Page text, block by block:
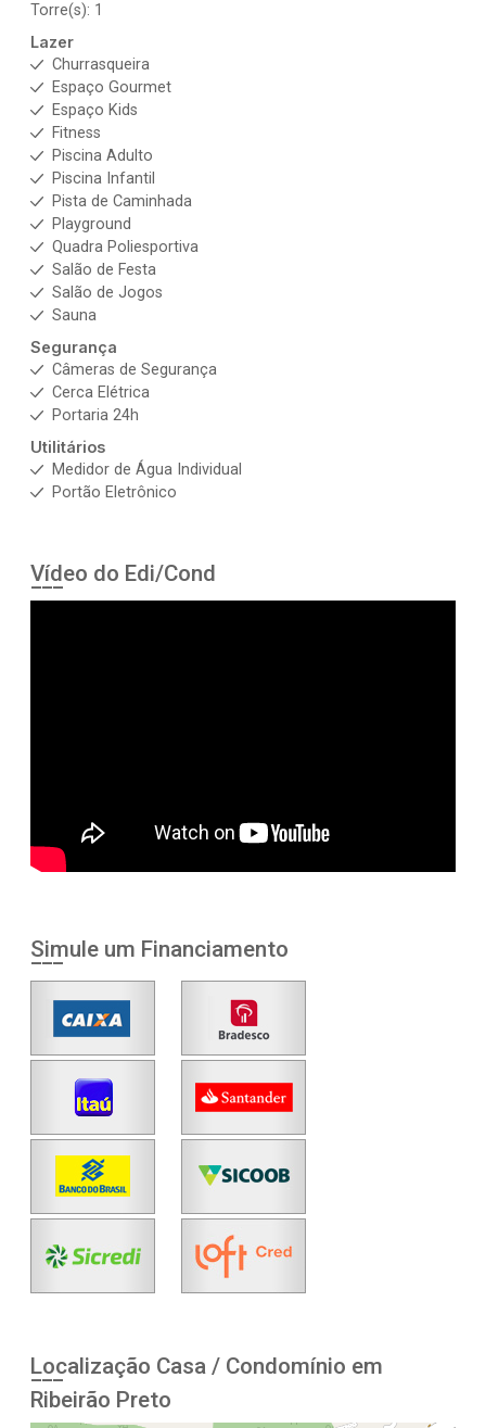
Torre(s): 1
Lazer
Churrasqueira
Espaço Gourmet
Espaço Kids
Fitness
Piscina Adulto
Piscina Infantil
Pista de Caminhada
Playground
Quadra Poliesportiva
Salão de Festa
Salão de Jogos
Sauna
Segurança
Câmeras de Segurança
Cerca Elétrica
Portaria 24h
Utilitários
Medidor de Água Individual
Portão Eletrônico
Vídeo do Edi/Cond
Simule um Financiamento
Localização Casa / Condomínio em
Ribeirão Preto